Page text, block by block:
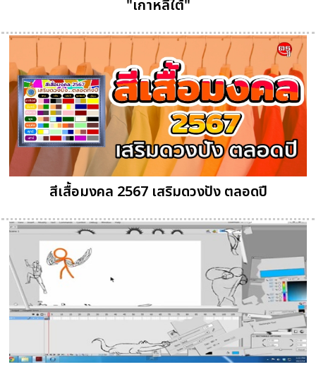
"เกาหลีใต้"
สีเสื้อมงคล 2567 เสริมดวงปัง ตลอดปี